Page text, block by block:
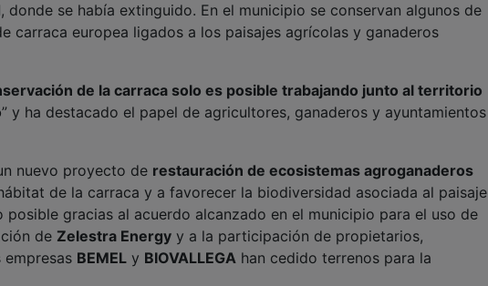
, donde se había extinguido. En el municipio se conservan algunos de
carraca europea ligados a los paisajes agrícolas y ganaderos
de la carraca solo es posible trabajando junto al territorio
” y ha destacado el papel de agricultores, ganaderos y ayuntamientos
nuevo proyecto de restauración de ecosistemas agroganaderos
de la carraca y a favorecer la biodiversidad asociada al paisaje
posible gracias al acuerdo alcanzado en el municipio para el uso de
de Zelestra Energy y a la participación de propietarios,
empresas BEMEL y BIOVALLEGA han cedido terrenos para la